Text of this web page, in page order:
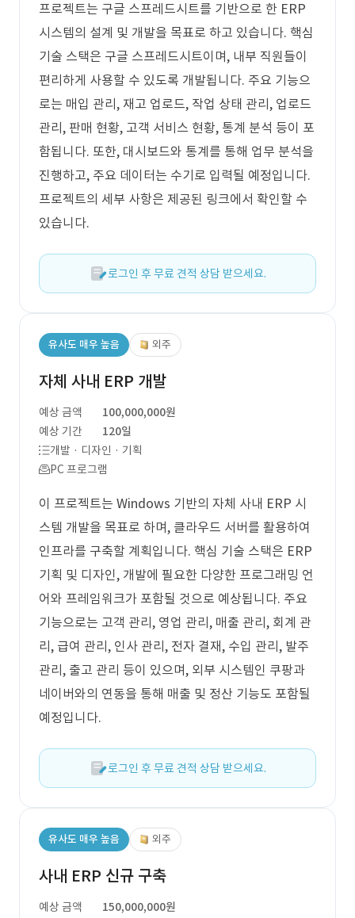
프로젝트는 구글 스프레드시트를 기반으로 한 ERP
시스템의 설계 및 개발을 목표로 하고 있습니다. 핵심
기술 스택은 구글 스프레드시트이며, 내부 직원들이
편리하게 사용할 수 있도록 개발됩니다. 주요 기능으
로는 매입 관리, 재고 업로드, 작업 상태 관리, 업로드
관리, 판매 현황, 고객 서비스 현황, 통계 분석 등이 포
함됩니다. 또한, 대시보드와 통계를 통해 업무 분석을
진행하고, 주요 데이터는 수기로 입력될 예정입니다.
프로젝트의 세부 사항은 제공된 링크에서 확인할 수
있습니다.
로그인 후 무료 견적 상담 받으세요.
유사도 매우 높음 외주
자체 사내 ERP 개발
예상 금액
100,000,000원
예상 기간
120일
개발 · 디자인 · 기획
PC 프로그램
이 프로젝트는 Windows 기반의 자체 사내 ERP 시
스템 개발을 목표로 하며, 클라우드 서버를 활용하여
인프라를 구축할 계획입니다. 핵심 기술 스택은 ERP
기획 및 디자인, 개발에 필요한 다양한 프로그래밍 언
어와 프레임워크가 포함될 것으로 예상됩니다. 주요
기능으로는 고객 관리, 영업 관리, 매출 관리, 회계 관
리, 급여 관리, 인사 관리, 전자 결재, 수입 관리, 발주
관리, 출고 관리 등이 있으며, 외부 시스템인 쿠팡과
네이버와의 연동을 통해 매출 및 정산 기능도 포함될
예정입니다.
로그인 후 무료 견적 상담 받으세요.
유사도 매우 높음 외주
사내 ERP 신규 구축
예상 금액
150,000,000원